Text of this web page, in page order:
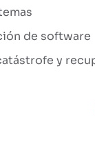
de software
y